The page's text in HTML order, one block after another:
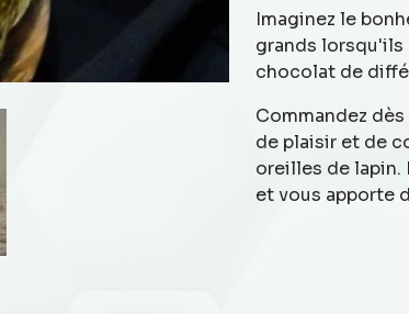
Imaginez le
grands
chocolat de
Commandez
de plaisir et de
oreilles de lapin.
et vous apporte